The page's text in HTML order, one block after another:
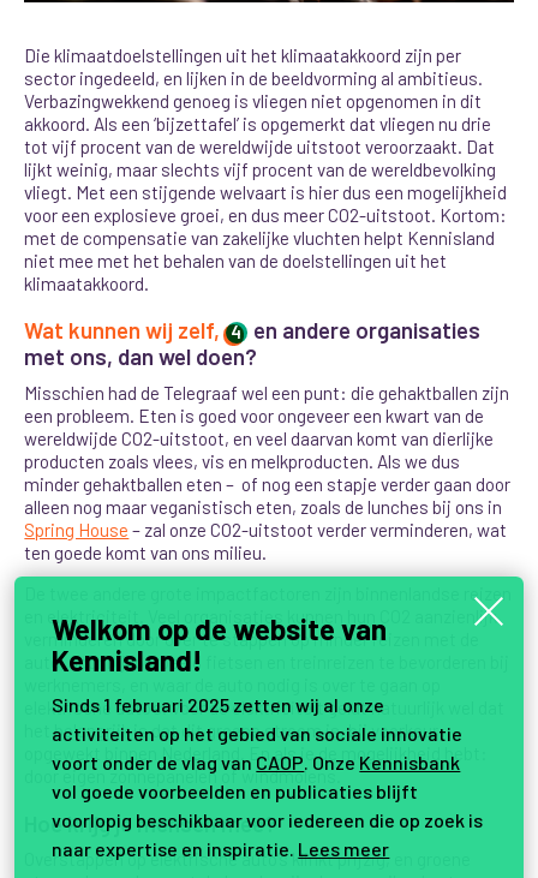
Die klimaatdoelstellingen uit het klimaatakkoord zijn per
sector ingedeeld, en lijken in de beeldvorming al ambitieus.
Verbazingwekkend genoeg is vliegen niet opgenomen in dit
akkoord. Als een ‘bijzettafel’ is opgemerkt dat vliegen nu drie
tot vijf procent van de wereldwijde uitstoot veroorzaakt. Dat
lijkt weinig, maar slechts vijf procent van de wereldbevolking
vliegt. Met een stijgende welvaart is hier dus een mogelijkheid
voor een explosieve groei, en dus meer CO2-uitstoot. Kortom:
met de compensatie van zakelijke vluchten helpt Kennisland
niet mee met het behalen van de doelstellingen uit het
klimaatakkoord.
Wat kunnen wij zelf, 4 en andere organisaties
met ons, dan wel doen?
Misschien had de Telegraaf wel een punt: die gehaktballen zijn
een probleem. Eten is goed voor ongeveer een kwart van de
wereldwijde CO2-uitstoot, en veel daarvan komt van dierlijke
producten zoals vlees, vis en melkproducten. Als we dus
minder gehaktballen eten – of nog een stapje verder gaan door
alleen nog maar veganistisch eten, zoals de lunches bij ons in
Spring House – zal onze CO2-uitstoot verder verminderen, wat
ten goede komt van ons milieu.
De twee andere grote impactfactoren zijn binnenlandse reizen
en elektriciteit. Veel organisaties kunnen hun CO2 aanzienlijk
verminderen door over te stappen op minder reizen met de
auto, door bijvoorbeeld fietsen en treinreizen te bevorderen bij
elektrische auto’s. Voor de elektriciteit geldt natuurlijk wel dat
het belangrijk is dat dit groene stroom is, bij voorkeur
opgewekt binnen Nederland. En als je de mogelijkheid hebt:
door eigen zonnepanelen of windmolens.
Hoe krijg je mensen mee?
Overstappen op elektrische auto’s klinkt prijzig, en groene
Welkom op de website van
Kennisland!
Sinds 1 februari 2025 zetten wij al onze
activiteiten op het gebied van sociale innovatie
voort onder de vlag van CAOP. Onze Kennisbank
vol goede voorbeelden en publicaties blijft
voorlopig beschikbaar voor iedereen die op zoek is
naar expertise en inspiratie. Lees meer